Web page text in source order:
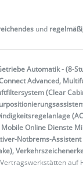
und
Automatik - (8-
Advanced,
(Clear
Online Dienste
Notbrems-
auf